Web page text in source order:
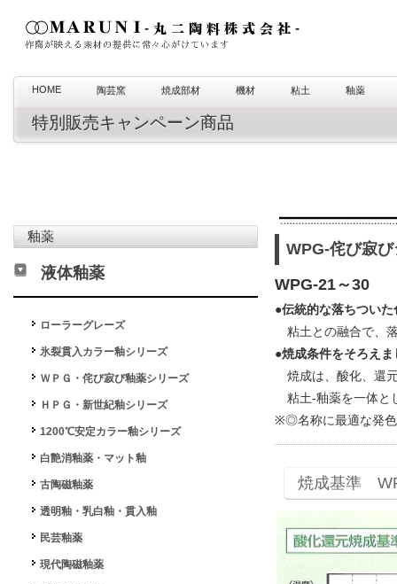
HOME 陶芸窯 焼成部材 機材 粘土 釉薬
特別販売キャンペーン商品
WPG-侘び寂
WPG-21～30
●伝統的な落ちつい
粘土との融合で、
●焼成条件をそろえま
焼成は、酸化、還
粘土-釉薬を一体
※◎名称に最適な発
焼成基準
釉薬
液体釉薬
ローラーグレーズ
氷裂貫入カラー釉シリーズ
ＷＰＧ・侘び寂び釉薬シリーズ
ＨＰＧ・新世紀釉シリーズ
1200℃安定カラー釉シリーズ
白艶消釉薬・マット釉
古陶磁釉薬
透明釉・乳白釉・貫入釉
民芸釉薬
現代陶磁釉薬